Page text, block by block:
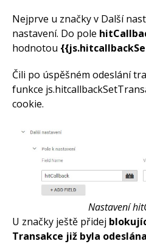
Nejprve u značky v Další
nastavení. Do pole
hodnotou
Čili po úspěšném odeslání
funkce
cookie.
Nastavení
U značky ještě přidej
Transakce již byla